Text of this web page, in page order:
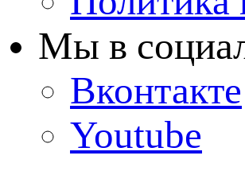
Мы в
Вконтакте
Youtube